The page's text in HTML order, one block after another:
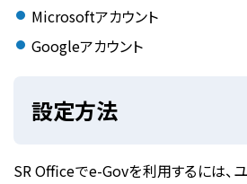
Microsoftアカウント
Googleアカウント
設定方法
SR Officeでe-Govを利用するには、